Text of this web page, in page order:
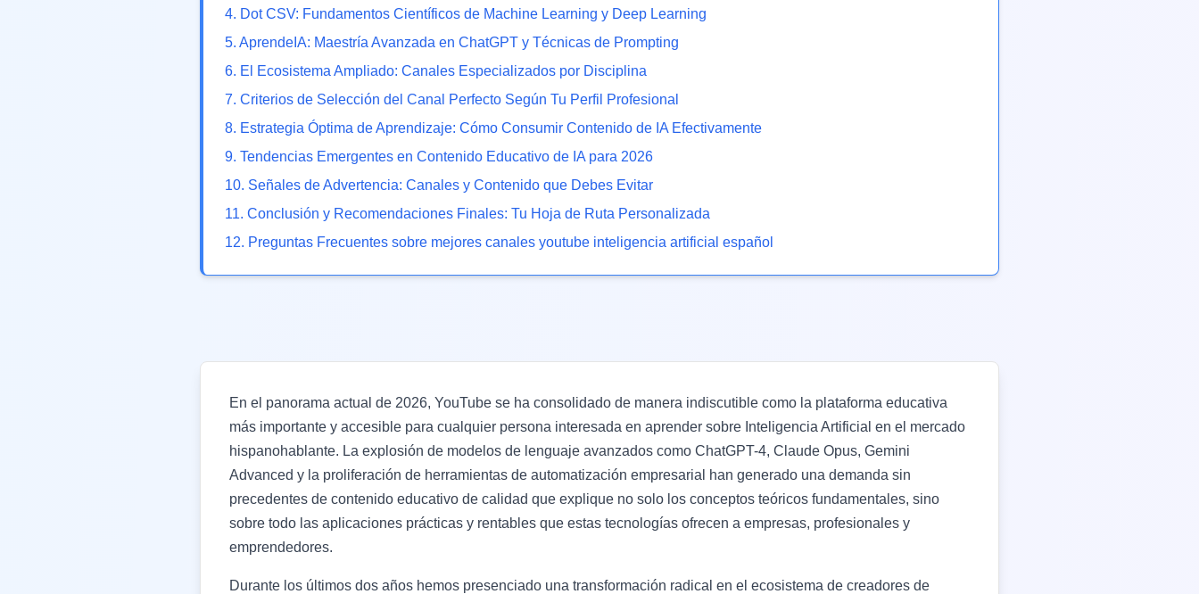
4. Dot CSV: Fundamentos Científicos de Machine Learning y Deep Learning
5. AprendeIA: Maestría Avanzada en ChatGPT y Técnicas de Prompting
6. El Ecosistema Ampliado: Canales Especializados por Disciplina
7. Criterios de Selección del Canal Perfecto Según Tu Perfil Profesional
8. Estrategia Óptima de Aprendizaje: Cómo Consumir Contenido de IA Efectivamente
9. Tendencias Emergentes en Contenido Educativo de IA para 2026
10. Señales de Advertencia: Canales y Contenido que Debes Evitar
11. Conclusión y Recomendaciones Finales: Tu Hoja de Ruta Personalizada
12. Preguntas Frecuentes sobre mejores canales youtube inteligencia artificial español
En el panorama actual de 2026, YouTube se ha consolidado de manera indiscutible como la plataforma educativa
más importante y accesible para cualquier persona interesada en aprender sobre Inteligencia Artificial en el mercado
hispanohablante. La explosión de modelos de lenguaje avanzados como ChatGPT-4, Claude Opus, Gemini
Advanced y la proliferación de herramientas de automatización empresarial han generado una demanda sin
precedentes de contenido educativo de calidad que explique no solo los conceptos teóricos fundamentales, sino
sobre todo las aplicaciones prácticas y rentables que estas tecnologías ofrecen a empresas, profesionales y
emprendedores.
Durante los últimos dos años hemos presenciado una transformación radical en el ecosistema de creadores de